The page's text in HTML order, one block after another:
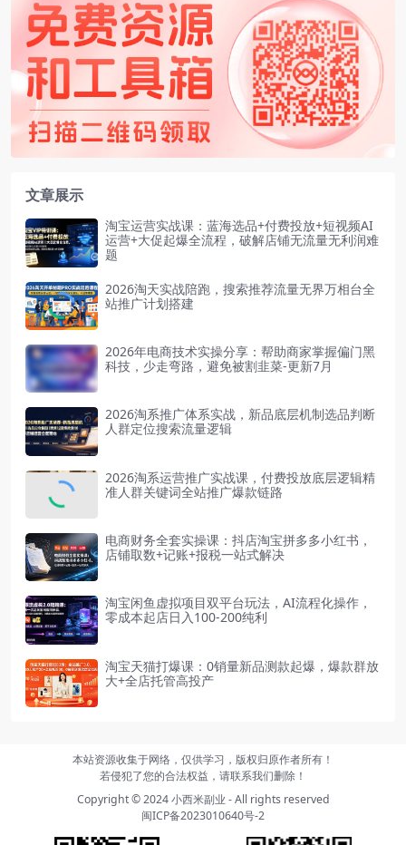
文章展示
淘宝运营实战课：蓝海选品+付费投放+短视频AI
运营+大促起爆全流程，破解店铺无流量无利润难
题
2026淘天实战陪跑，搜索推荐流量无界万相台全
站推广计划搭建
2026年电商技术实操分享：帮助商家掌握偏门黑
科技，少走弯路，避免被割韭菜-更新7月
2026淘系推广体系实战，新品底层机制选品判断
人群定位搜索流量逻辑
2026淘系运营推广实战课，付费投放底层逻辑精
准人群关键词全站推广爆款链路
电商财务全套实操课：抖店淘宝拼多多小红书，
店铺取数+记账+报税一站式解决
淘宝闲鱼虚拟项目双平台玩法，AI流程化操作，
零成本起店日入100-200纯利
淘宝天猫打爆课：0销量新品测款起爆，爆款群放
大+全店托管高投产
本站资源收集于网络，仅供学习，版权归原作者所有！
若侵犯了您的合法权益，请联系我们删除！
Copyright © 2024小西米副业 - All rights reserved
闽ICP备2023010640号-2